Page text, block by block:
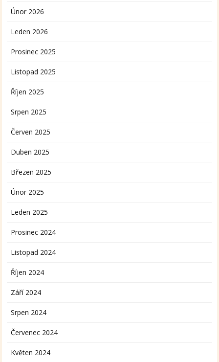
Únor 2026
Leden 2026
Prosinec 2025
Listopad 2025
Říjen 2025
Srpen 2025
Červen 2025
Duben 2025
Březen 2025
Únor 2025
Leden 2025
Prosinec 2024
Listopad 2024
Říjen 2024
Září 2024
Srpen 2024
Červenec 2024
Květen 2024